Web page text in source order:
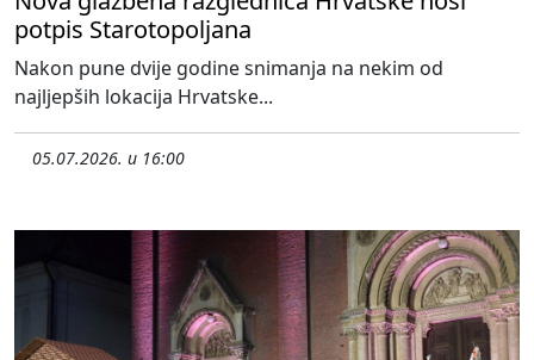
potpis Starotopoljana
Nakon pune dvije godine snimanja na nekim od
najljepših lokacija Hrvatske...
05.07.2026. u 16:00